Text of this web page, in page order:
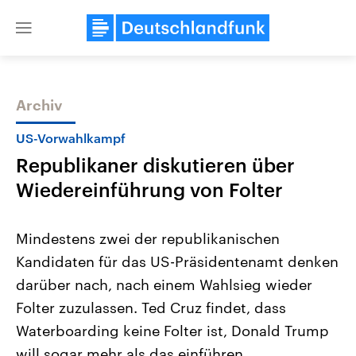
Close
Themen
Landtagswahl Sachsen-Anhalt
2026
Alle Informationen
Sachsen-Anhalt wählt am 6.
September 2026 einen neuen
Landtag. Seit 2021 wird das
Bundesland von einer Koalition aus
USA
Aktuelle Beiträge,
Hintergründe
Wirtschaftlich und
gehören die Vereinigten
den mächtigsten Ländern
mit großem Einfluss auf
Archiv
US-Vorwahlkampf
Republikaner diskutieren über
Wiedereinführung von Folter
Mindestens zwei der republikanischen
Kandidaten für das US-Präsidentenamt denken
darüber nach, nach einem Wahlsieg wieder
Folter zuzulassen. Ted Cruz findet, dass
Waterboarding keine Folter ist, Donald Trump